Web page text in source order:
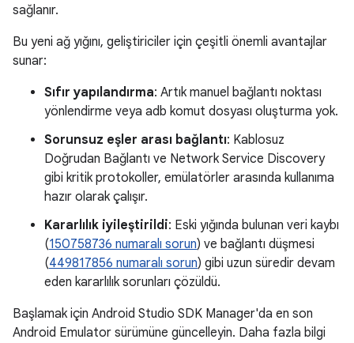
sağlanır.
Bu yeni ağ yığını, geliştiriciler için çeşitli önemli avantajlar
sunar:
Sıfır yapılandırma: Artık manuel bağlantı noktası
yönlendirme veya adb komut dosyası oluşturma yok.
Sorunsuz eşler arası bağlantı: Kablosuz
Doğrudan Bağlantı ve Network Service Discovery
gibi kritik protokoller, emülatörler arasında kullanıma
hazır olarak çalışır.
Kararlılık iyileştirildi: Eski yığında bulunan veri kaybı
(150758736 numaralı sorun) ve bağlantı düşmesi
(449817856 numaralı sorun) gibi uzun süredir devam
eden kararlılık sorunları çözüldü.
Başlamak için Android Studio SDK Manager'da en son
Android Emulator sürümüne güncelleyin. Daha fazla bilgi